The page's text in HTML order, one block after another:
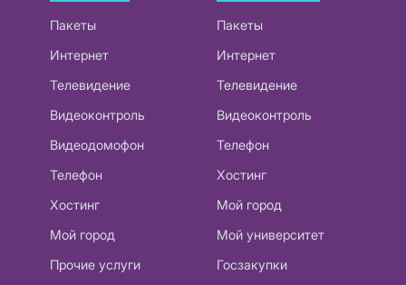
Пакеты
Интернет
Телевидение
Видеоконтроль
Видеодомофон
Телефон
Хостинг
Мой город
Прочие услуги
Пакеты
Интернет
Телевидение
Видеоконтроль
Телефон
Хостинг
Мой город
Мой университет
Госзакупки